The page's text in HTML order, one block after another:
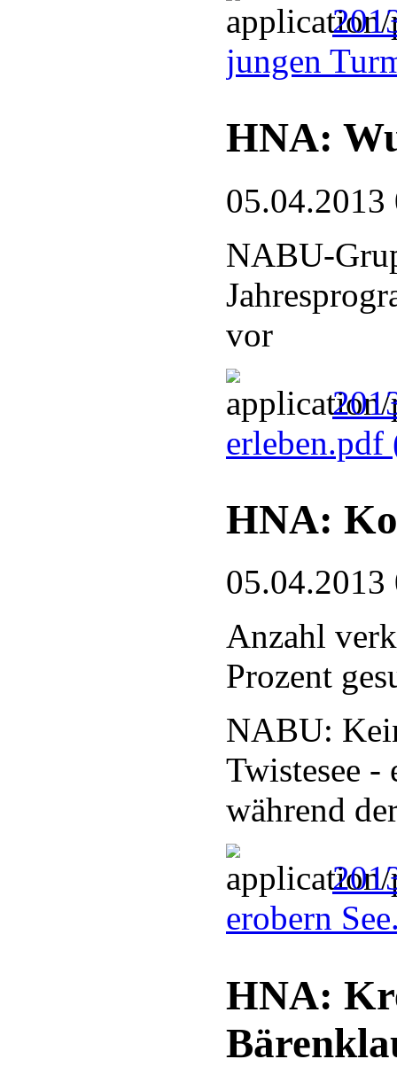
jungen
HNA:
05.04.2013
NABU-
vor
erleben.pdf
HNA:
05.04.2013
Anzahl
Prozent
NABU:
Twistesee
während
erobern
HNA: